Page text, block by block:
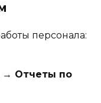
персонала:
→ Отчеты по